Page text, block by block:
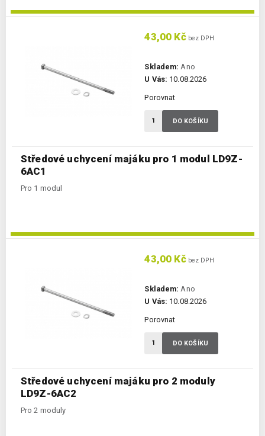
Středové uchycení majáku pro 1 modul LD9Z-
6AC1
Pro 1 modul
43,00 Kčbez DPH
Skladem: Ano
U Vás: 10.08.2026
Porovnat
DO KOŠÍKU
Středové uchycení majáku pro 2 moduly
LD9Z-6AC2
Pro 2 moduly
43,00 Kčbez DPH
Skladem: Ano
U Vás: 10.08.2026
Porovnat
DO KOŠÍKU